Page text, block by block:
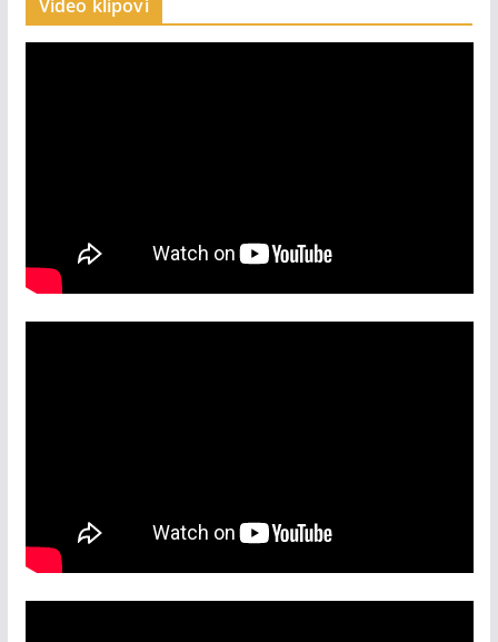
Video klipovi